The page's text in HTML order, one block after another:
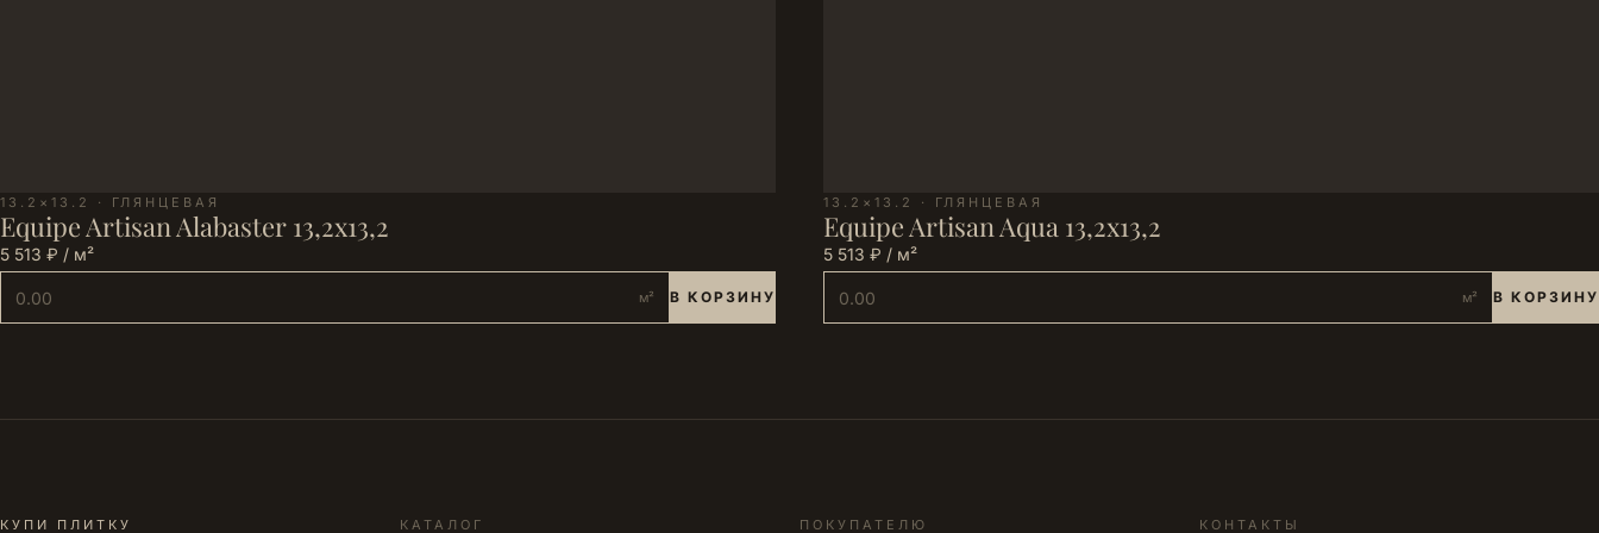
13.2×13.2 · ГЛЯНЦЕВАЯ
Equipe Artisan Alabaster 13,2x13,2
5 513 ₽ / м²
м² В КОРЗИНУ
13.2×13.2 · ГЛЯНЦЕВАЯ
Equipe Artisan Aqua 13,2x13,2
5 513 ₽ / м²
м² В КОРЗИНУ
КУПИ ПЛИТКУ КАТАЛОГ ПОКУПАТЕЛЮ КОНТАКТЫ